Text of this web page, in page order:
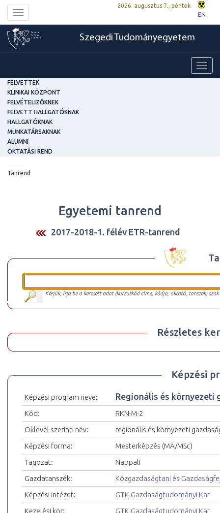
Toggle
navigation
2026. augusztus 7., péntek
EN
Szegedi Tudományegyetem
FELVETTEK
KLINIKAI KÖZPONT
FELVÉTELIZŐKNEK
FELVETT HALLGATÓKNAK
HALLGATÓKNAK
MUNKATÁRSAKNAK
ALUMNI
OKTATÁSI REND
Tanrend
Egyetemi tanrend
2017-2018-1. félév ETR-tanrend
Kérjük, írja be a keresett adat (kurzuskód címe, kódja, oktató, tanszék,
Részletes
Képzési
Képzési program neve: Regionális és környezeti
Kód:
RKN-M-2
Oklevél szerinti név:
regionális és környezeti
Képzési forma:
Mesterképzés (MA/MSc)
Tagozat:
Nappali
Gazdatanszék:
Közgazdaságtani és
Képzési intézet:
GTK Gazdaságtudományi Kar
Kezelési kör:
GTK Gazdaságtudományi Kar